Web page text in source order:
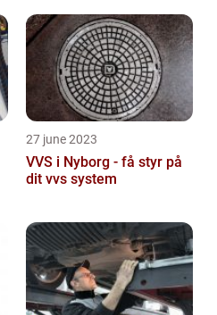
27 june 2023
VVS i Nyborg - få styr på
dit vvs system